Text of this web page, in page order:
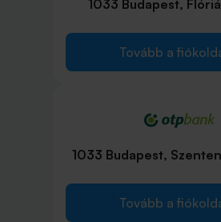
1033 Budapest,
Tovább a
1033 Budapest,
Tovább a